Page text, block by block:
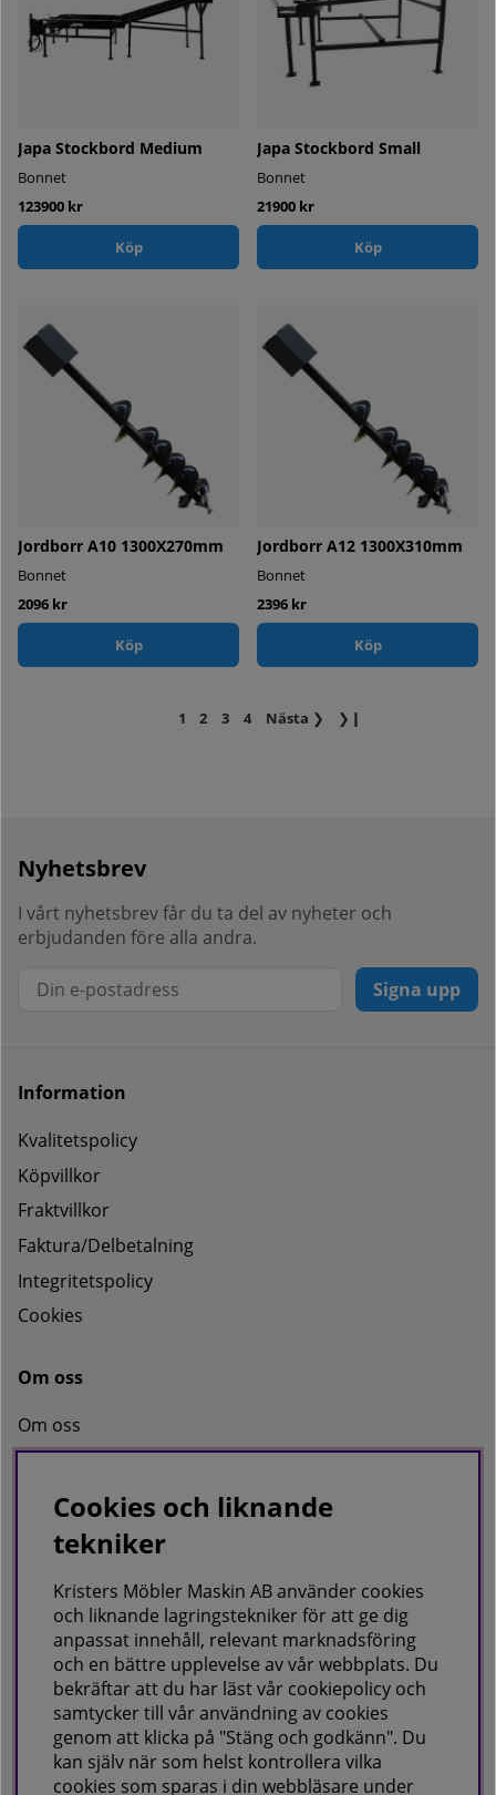
Japa Stockbord Medium
Bonnet
123900 kr
Köp
Japa Stockbord Small
Bonnet
21900 kr
Köp
Jordborr A10 1300X270mm
Bonnet
2096 kr
Köp
Jordborr A12 1300X310mm
Bonnet
2396 kr
Köp
1 2 3 4 Nästa ❯ ❯❙
Nyhetsbrev
I vårt nyhetsbrev får du ta del av nyheter och
erbjudanden före alla andra.
Signa upp
Information
Kvalitetspolicy
Köpvillkor
Fraktvillkor
Faktura/Delbetalning
Integritetspolicy
Cookies
Om oss
Om oss
Kontakta oss
KRISTERS MÖBLER MASKIN AB
Postadress:
GÅRDSJÖ 41, 686 96 SUNNE
Besöks & leveransadress:
Gårdsjö 41, 686 96 Sunne
Telefon:0565-711027
E-post:info@kristersmoblermaskin.se
Orgnr: 5567527923
Cookies och liknande
tekniker
Kristers Möbler Maskin AB använder cookies
och liknande lagringstekniker för att ge dig
anpassat innehåll, relevant marknadsföring
och en bättre upplevelse av vår webbplats. Du
bekräftar att du har läst vår cookiepolicy och
samtycker till vår användning av cookies
genom att klicka på "Stäng och godkänn". Du
kan själv när som helst kontrollera vilka
cookies som sparas i din webbläsare under